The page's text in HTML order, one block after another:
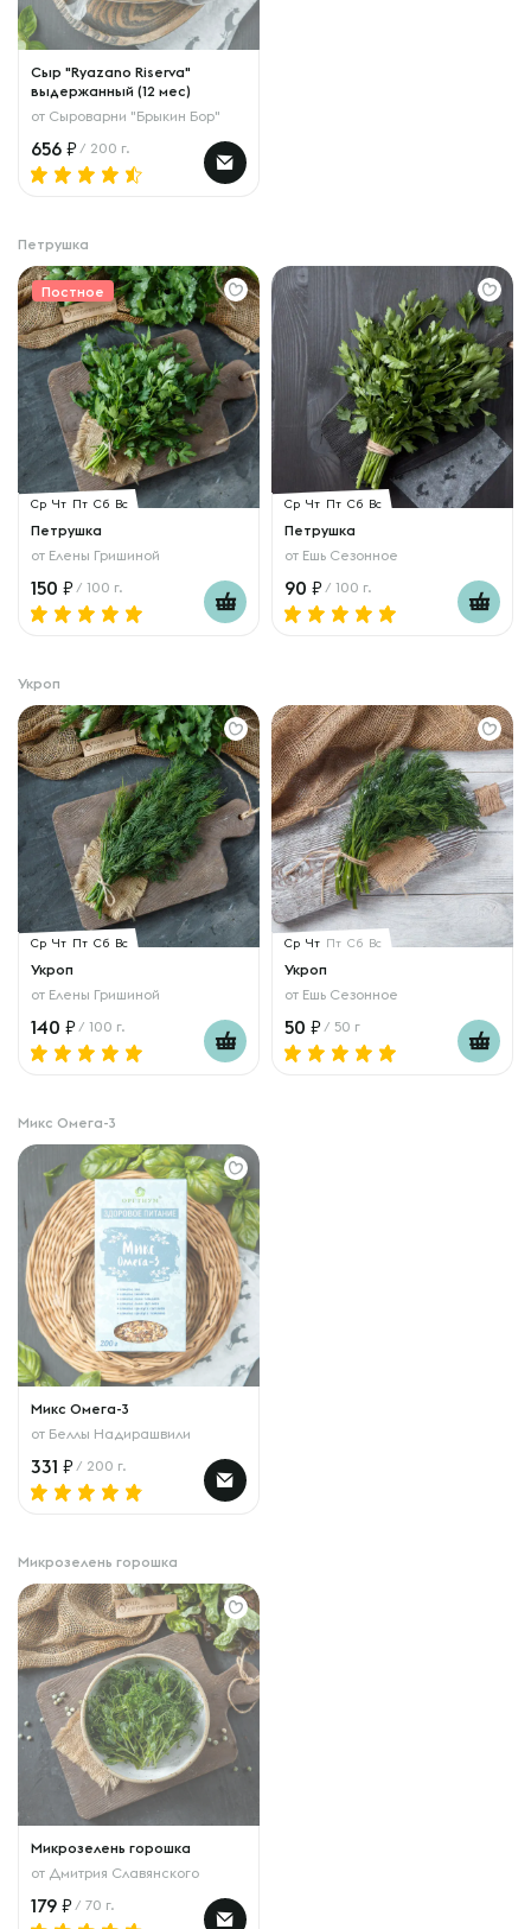
Сыр "Ryazano Riserva"
выдержанный (12 мес)
от Сыроварни "Брыкин Бор"
656 / 200 г.
Петрушка
Постное
Ср Чт Пт Сб Вс
Петрушка
от Елены Гришиной
150 / 100 г.
Ср Чт Пт Сб Вс
Петрушка
от Ешь Сезонное
90 / 100 г.
Укроп
Ср Чт Пт Сб Вс
Укроп
от Елены Гришиной
140 / 100 г.
Ср Чт Пт Сб Вс
Укроп
от Ешь Сезонное
50 / 50 г
Микс Омега-3
Микс Омега-3
от Беллы Надирашвили
331 / 200 г.
Микрозелень горошка
Микрозелень горошка
от Дмитрия Славянского
179 / 70 г.